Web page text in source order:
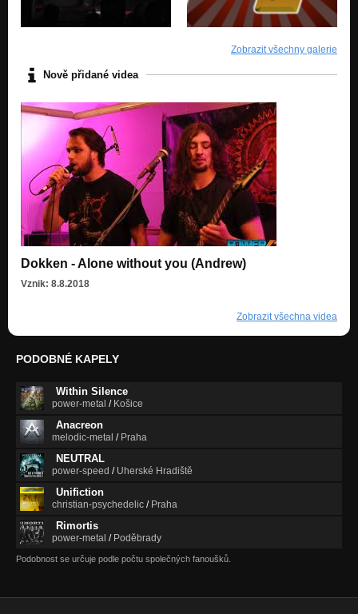
Zobrazit všechny galerie
Nově přidané videa
Dokken - Alone without you (Andrew)
Vznik: 8.8.2018
Zobrazit všechna videa
PODOBNÉ KAPELY
Within Silence
power-metal / Košice
Anacreon
melodic-metal / Praha
NEUTRAL
power-speed / Uherské Hradiště
Unifiction
christian-psychedelic / Praha
Rimortis
power-metal / Poděbrady
Podobnost se určuje podle počtu společných fanoušků.